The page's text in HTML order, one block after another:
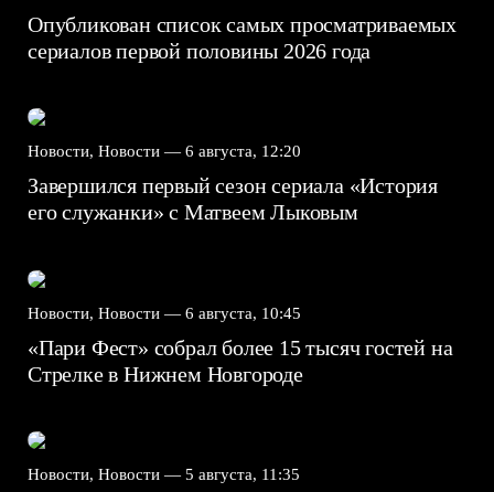
Опубликован список самых просматриваемых
сериалов первой половины 2026 года
Новости, Новости — 6 августа, 12:20
Завершился первый сезон сериала «История
его служанки» с Матвеем Лыковым
Новости, Новости — 6 августа, 10:45
«Пари Фест» собрал более 15 тысяч гостей на
Стрелке в Нижнем Новгороде
Новости, Новости — 5 августа, 11:35